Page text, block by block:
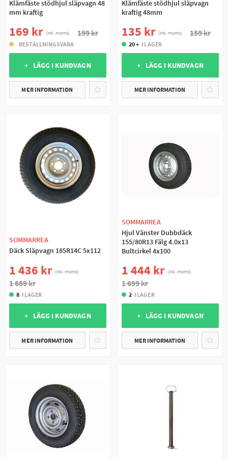
Klämfäste stödhjul släpvagn 48
mm kraftig
169 kr (ink. moms) 199 kr
BESTÄLLNINGSVARA
+ LÄGG I KUNDVAGN
MER INFORMATION
Klämfäste stödhjul släpvagn
kraftig 48mm
135 kr (ink. moms) 159 kr
20 + I LAGER
+ LÄGG I KUNDVAGN
MER INFORMATION
SOMMARREA
Däck Släpvagn 185R14C 5x112
1 436 kr (ink. moms)
1 689 kr
8 I LAGER
+ LÄGG I KUNDVAGN
MER INFORMATION
SOMMARREA
Hjul Vänster Dubbdäck
155/80R13 Fälg 4.0x13
Bultcirkel 4x100
1 444 kr (ink. moms)
1 699 kr
2 I LAGER
+ LÄGG I KUNDVAGN
MER INFORMATION